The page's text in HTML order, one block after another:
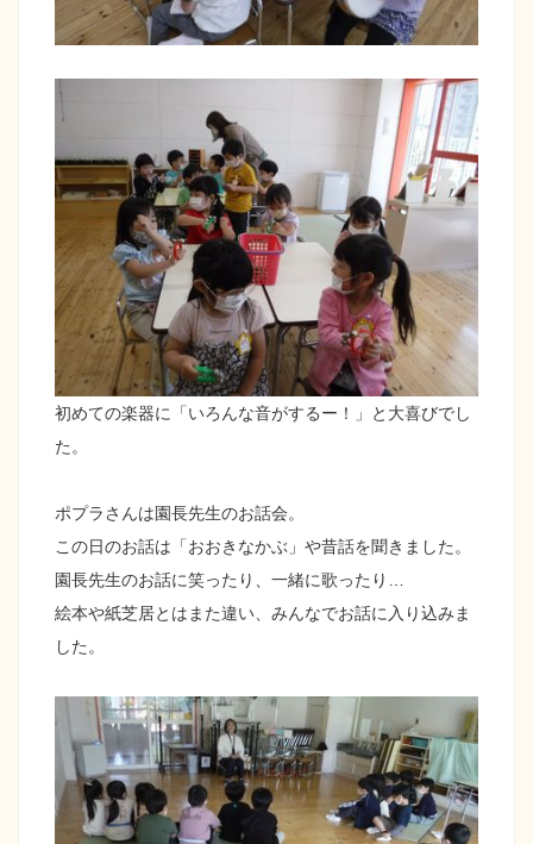
初めての楽器に「いろんな音がするー！」と大喜びでし
た。
ポプラさんは園長先生のお話会。
この日のお話は「おおきなかぶ」や昔話を聞きました。
園長先生のお話に笑ったり、一緒に歌ったり…
絵本や紙芝居とはまた違い、みんなでお話に入り込みま
した。